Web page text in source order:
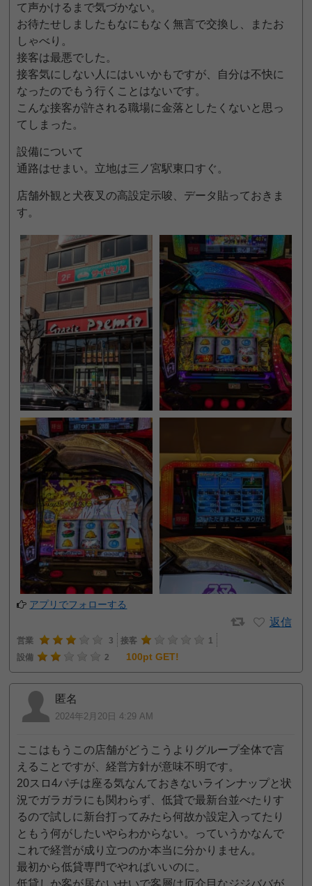
て声かけるまで気づかない。
お待たせしましたもなにもなく無言で交換し、またお
しゃべり。
接客は最悪でした。
接客気にしない人にはいいかもですが、自分は不快に
なったのでもう行くことはないです。
こんな接客が許される職場に金落としたくないと思っ
てしまった。
設備について
通路はせまい。立地は三ノ宮駅東口すぐ。
店舗外観と犬夜叉の高設定示唆、データ貼っておきま
す。
アプリでフォローする
返信
営業 3 接客
1
設備
2 100pt GET!
匿名
2024年2月20日 4:29 AM
ここはもうこの店舗がどうこうよりグループ全体で言
えることですが、経営方針が意味不明です。
20スロ4パチは座る気なんておきないラインナップと状
況でガラガラにも関わらず、低貸で最新台並べたりす
るので試しに新台打ってみたら何故か設定入ってたり
ともう何がしたいやらわからない。っていうかなんで
これで経営が成り立つのか本当に分かりません。
最初から低貸専門でやればいいのに。